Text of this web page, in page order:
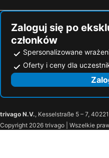
Zaloguj się po
członków
Spersonalizowane
Oferty i ceny dla
trivago N.V., Kesselstraße 5 – 7,
Copyright 2026 trivago | Wszelkie